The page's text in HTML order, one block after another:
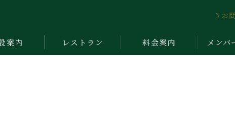
お
案内 レストラン 料金案内 メンバ